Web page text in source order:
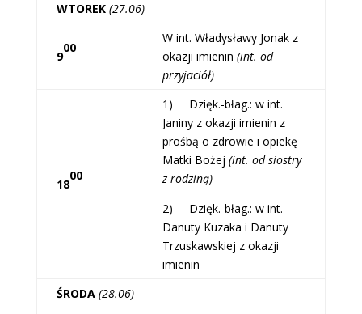
WTOREK (27.06)
9
00
W int. Władysławy Jonak z
okazji imienin (int. od
przyjaciół)
18
00
1) Dzięk.-błag.: w int.
Janiny z okazji imienin z
prośbą o zdrowie i opiekę
Matki Bożej (int. od siostry
z rodziną)
2) Dzięk.-błag.: w int.
Danuty Kuzaka i Danuty
Trzuskawskiej z okazji
imienin
ŚRODA (28.06)